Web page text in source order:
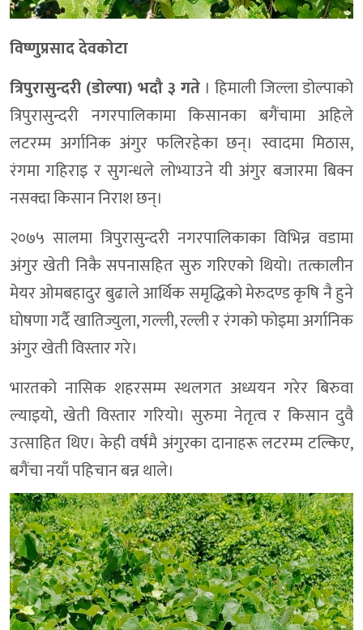
विष्णुप्रसाद देवकोटा
त्रिपुरासुन्दरी (डोल्पा) भदौ ३ गते । हिमाली जिल्ला डोल्पाको
त्रिपुरासुन्दरी नगरपालिकामा किसानका बगैंचामा अहिले
लटरम्म अर्गानिक अंगुर फलिरहेका छन्। स्वादमा मिठास,
रंगमा गहिराइ र सुगन्धले लोभ्याउने यी अंगुर बजारमा बिक्न
नसक्दा किसान निराश छन्।
२०७५ सालमा त्रिपुरासुन्दरी नगरपालिकाका विभिन्न वडामा
अंगुर खेती निकै सपनासहित सुरु गरिएको थियो। तत्कालीन
मेयर ओमबहादुर बुढाले आर्थिक समृद्धिको मेरुदण्ड कृषि नै हुने
घोषणा गर्दै खातिज्युला, गल्ली, रल्ली र रंगको फोइमा अर्गानिक
अंगुर खेती विस्तार गरे।
भारतको नासिक शहरसम्म स्थलगत अध्ययन गरेर बिरुवा
ल्याइयो, खेती विस्तार गरियो। सुरुमा नेतृत्व र किसान दुवै
उत्साहित थिए। केही वर्षमै अंगुरका दानाहरू लटरम्म टल्किए,
बगैंचा नयाँ पहिचान बन्न थाले।